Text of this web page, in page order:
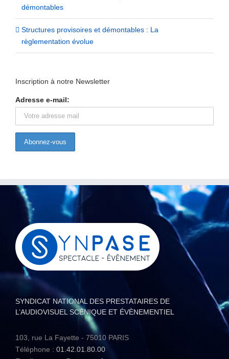
démontables
Structures provisoires et démontables : La
règlementation évolue
Inscription à notre Newsletter
Adresse e-mail:
SYNDICAT NATIONAL DES PRESTATAIRES DE
L’AUDIOVISUEL SCÉNIQUE ET ÉVÈNEMENTIEL
103, rue La Fayette - 75010 PARIS
Téléphone : 01.42.01.80.00